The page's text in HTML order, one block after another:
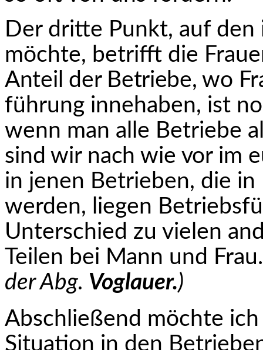
Der dritte Punkt, auf
möchte, betrifft die
Anteil der Betriebe, wo
führung innehaben, ist
wenn man alle Betriebe
sind wir nach wie vor im
in jenen Betrieben, die
werden, liegen
Unterschied zu vielen
Teilen bei Mann und
der Abg. Voglauer.)
Abschließend möchte
Situation in den